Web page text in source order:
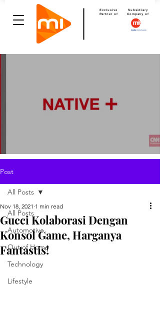
Exclusive
Partner of
Subsidiary
Company of
Post
All Posts
Automotive
Out of Home
Technology
Lifestyle
All Posts
Gucci Kolaborasi Dengan
Konsol Game, Harganya
Fantastis!
Nov 18, 2021 1 min read